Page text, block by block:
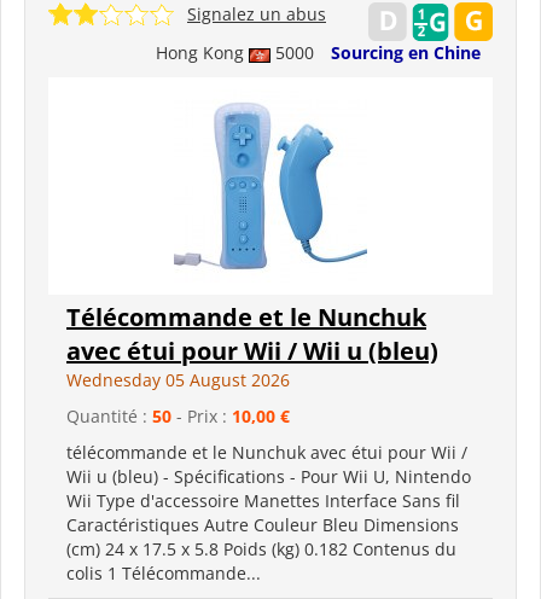
Hong Kong 5000 Sourcing en Chine
Signalez un abus
Télécommande et le Nunchuk
avec étui pour Wii / Wii u (bleu)
Wednesday 05 August 2026
Quantité : 50 - Prix : 10,00 €
télécommande et le Nunchuk avec étui pour Wii /
Wii u (bleu) - Spécifications - Pour Wii U, Nintendo
Wii Type d'accessoire Manettes Interface Sans fil
Caractéristiques Autre Couleur Bleu Dimensions
(cm) 24 x 17.5 x 5.8 Poids (kg) 0.182 Contenus du
colis 1 Télécommande...